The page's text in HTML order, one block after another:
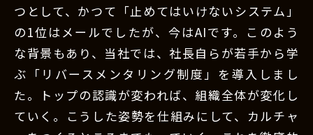
つとして、かつて「止めてはいけないシステム」
の1位はメールでしたが、今はAIです。このよう
な背景もあり、当社では、社長自らが若手から学
ぶ「リバースメンタリング制度」を導入しまし
た。トップの認識が変われば、組織全体が変化し
ていく。こうした姿勢を仕組みにして、カルチャ